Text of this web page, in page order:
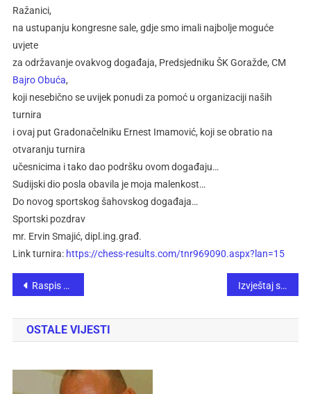
Ražanici,
na ustupanju kongresne sale, gdje smo imali najbolje moguće
uvjete
za održavanje ovakvog događaja, Predsjedniku ŠK Goražde, CM
Bajro Obuća,
koji nesebično se uvijek ponudi za pomoć u organizaciji naših
turnira
i ovaj put Gradonačelniku Ernest Imamović, koji se obratio na
otvaranju turnira
učesnicima i tako dao podršku ovom događaju…
Sudijski dio posla obavila je moja malenkost…
Do novog sportskog šahovskog događaja…
Sportski pozdrav
mr. Ervin Smajić, dipl.ing.građ.
Link turnira: https://chess-results.com/tnr969090.aspx?lan=15
Raspis 1. međunarodnog otvorenog šahovskog turnira “Sarajevska jesen 2024” Izvještaj sa 31. ekipnog prvenstva Šahovskog saveza Federacije BiH – Prva „A“ i „B“ liga
OSTALE VIJESTI